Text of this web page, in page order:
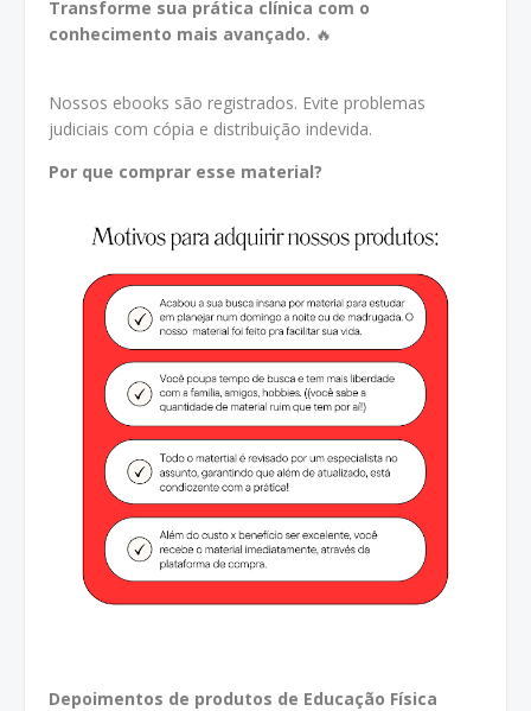
Transforme sua prática clínica com o
conhecimento mais avançado. 🔥
Nossos ebooks são registrados. Evite problemas
judiciais com cópia e distribuição indevida.
Por que comprar esse material?
Depoimentos de produtos de Educação Física